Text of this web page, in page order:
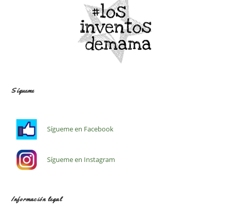
Sígueme
Sígueme en Facebook
Sígueme en Instagram
Información legal